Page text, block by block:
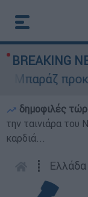
BREAKING
δημοφιλές
την ταινιάρα του
καρδιά...
┋ Ελλάδα